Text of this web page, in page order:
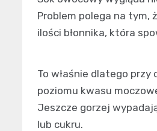
Problem polega na tym,
ilości błonnika, która
To właśnie dlatego przy
poziomu kwasu
Jeszcze gorzej
lub cukru.